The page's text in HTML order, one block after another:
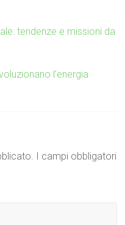
tendenze e missioni da
l’energia
I campi obbligatori